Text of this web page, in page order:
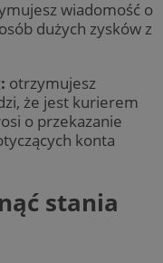
wiadomość o
dużych zysków z
otrzymujesz
że jest kurierem
o przekazanie
konta
stania